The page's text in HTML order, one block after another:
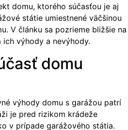
domu, ktorého súčasťou je aj
státie umiestnené väčšinou
V článku sa pozrieme bližšie na
výhody a nevýhody.
domu
výhody domu s garážou patrí
je pred rizikom krádeže
v prípade garážového státia.